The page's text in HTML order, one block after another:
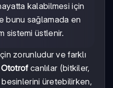
kalabilmesi için
bunu sağlamada en
sistemi üstlenir.
zorunludur ve farklı
Ototrofcanlılar (bitkiler,
üretebilirken,